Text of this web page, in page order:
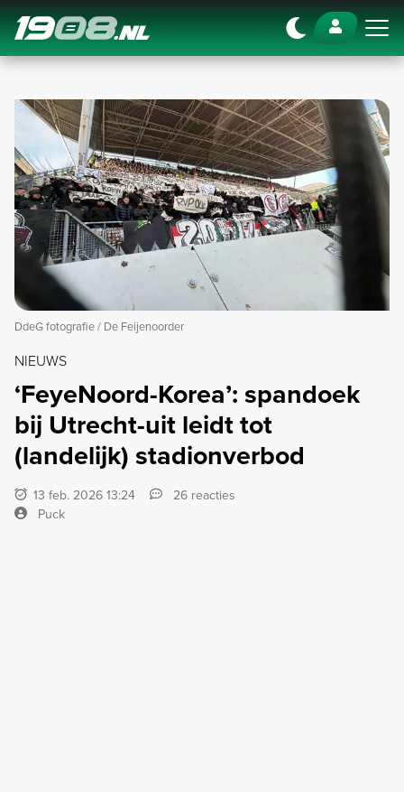
Navigation
DdeG fotografie / De Feijenoorder
NIEUWS
‘FeyeNoord-Korea’: spandoek
bij Utrecht-uit leidt tot
(landelijk) stadionverbod
13 feb. 2026 13:24
26 reacties
Puck